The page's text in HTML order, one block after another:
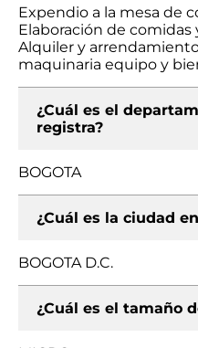
Expendio a la mesa de
Elaboración de comidas
Alquiler y
maquinaria equipo y
¿Cuál es el
registra?
BOGOTA
¿Cuál es la ciudad
BOGOTA D.C.
¿Cuál es el tamaño